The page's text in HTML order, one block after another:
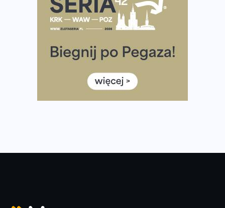
Tętno vs tempo – czym kierować się w bieganiu?
Co ma dużo białka? Produkty, które warto włączyć do
Rozbiegany Olsztyn szykuje się na weekend z
Już w tę sobotę 35. Bieg Powstania Warszawskiego.
Wystartuje rekordowa liczba uczestników